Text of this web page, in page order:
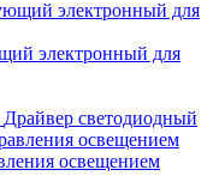
электронный для
Драйвер светодиодный
освещением